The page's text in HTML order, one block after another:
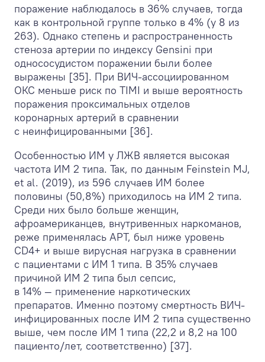
поражение наблюдалось в 36% случаев, тогда
как в контрольной группе только в 4% (у 8 из
263). Однако степень и распространенность
стеноза артерии по индексу Gensini при
однососудистом поражении были более
выражены [35]. При ВИЧ-ассоциированном
ОКС меньше риск по TIMI и выше вероятность
поражения проксимальных отделов
коронарных артерий в сравнении
с неинфицированными [36].
Особенностью ИМ у ЛЖВ является высокая
частота ИМ 2 типа. Так, по данным Feinstein MJ,
et al. (2019), из 596 случаев ИМ более
половины (50,8%) приходилось на ИМ 2 типа.
Среди них было больше женщин,
афроамериканцев, внутривенных наркоманов,
реже применялась АРТ, был ниже уровень
CD4+ и выше вирусная нагрузка в сравнении
с пациентами с ИМ 1 типа. В 35% случаев
причиной ИМ 2 типа был сепсис,
в 14% — применение наркотических
препаратов. Именно поэтому смертность ВИЧ-
инфицированных после ИМ 2 типа существенно
выше, чем после ИМ 1 типа (22,2 и 8,2 на 100
пациенто/лет, соответственно) [37].